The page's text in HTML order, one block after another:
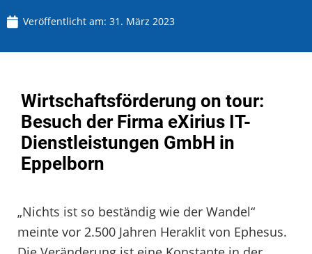
Veröffentlicht am: 31. März 2023
Wirtschaftsförderung on tour:
Besuch der Firma eXirius IT-
Dienstleistungen GmbH in
Eppelborn
„Nichts ist so beständig wie der Wandel“
meinte vor 2.500 Jahren Heraklit von Ephesus.